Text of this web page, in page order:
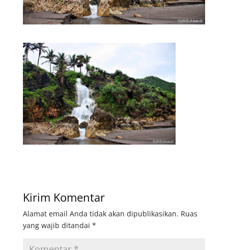
Kirim Komentar
Alamat email Anda tidak akan dipublikasikan. Ruas
yang wajib ditandai *